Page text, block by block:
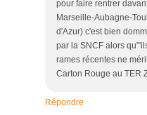
pour faire rentrer
Marseille-Aubagne-
d'Azur) c'est bien
par la SNCF alors
rames récentes ne
Carton Rouge au TER
Répondre